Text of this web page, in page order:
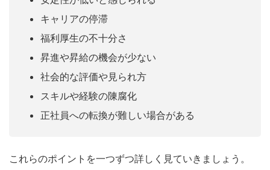
キャリアの停滞
福利厚生の不十分さ
昇進や昇給の機会が少ない
社会的な評価や見られ方
スキルや経験の陳腐化
正社員への転換が難しい場合がある
これらのポイントを一つずつ詳しく見ていきましょう。